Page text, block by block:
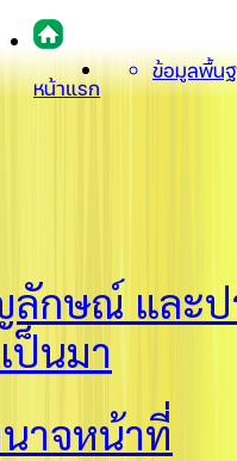
หน้าแรก
ข้อมูลพื้น
กษณ์ และป
ป็นมา
าจหน้าที่